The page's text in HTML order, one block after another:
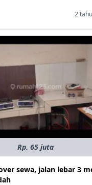
2
Rp. 65 juta
sewa, jalan lebar 3